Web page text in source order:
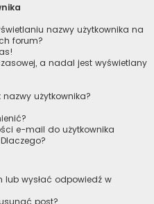
nazwy użytkownika na
forum?
a nadal jest wyświetlany
użytkownika?
e-mail do użytkownika
wysłać odpowiedź w